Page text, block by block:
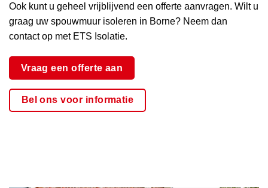
Ook kunt u geheel vrijblijvend een offerte aanvragen. Wilt u
graag uw spouwmuur isoleren in Borne? Neem dan
contact op met ETS Isolatie.
Vraag een offerte aan
Bel ons voor informatie